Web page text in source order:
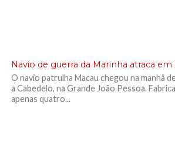
Navio de guerra da Marinha atraca em
O navio patrulha Macau chegou na manhã
a Cabedelo, na Grande João Pessoa.
apenas quatro...